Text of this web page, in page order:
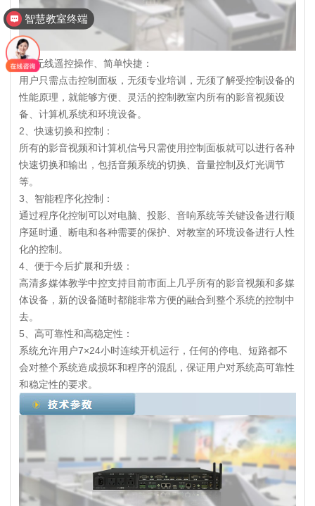
1、无线遥控操作、简单快捷：
用户只需点击控制面板，无须专业培训，无须了解受控制设备的
性能原理，就能够方便、灵活的控制教室内所有的影音视频设
备、计算机系统和环境设备。
2、快速切换和控制：
所有的影音视频和计算机信号只需使用控制面板就可以进行各种
快速切换和输出，包括音频系统的切换、音量控制及灯光调节
等。
3、智能程序化控制：
通过程序化控制可以对电脑、投影、音响系统等关键设备进行顺
序延时通、断电和各种需要的保护、对教室的环境设备进行人性
化的控制。
4、便于今后扩展和升级：
高清多媒体教学中控支持目前市面上几乎所有的影音视频和多媒
体设备，新的设备随时都能非常方便的融合到整个系统的控制中
去。
5、高可靠性和高稳定性：
系统允许用户7×24小时连续开机运行，任何的停电、短路都不
会对整个系统造成损坏和程序的混乱，保证用户对系统高可靠性
和稳定性的要求。
智慧教室终端